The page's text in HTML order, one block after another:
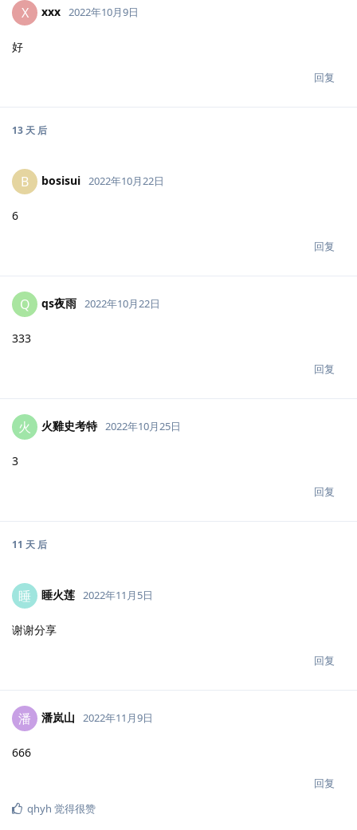
X xxx 2022年10月9日
好
回复
13 天 后
B bosisui 2022年10月22日
6
回复
Q qs夜雨 2022年10月22日
333
回复
火 火雞史考特 2022年10月25日
3
回复
11 天 后
睡 睡火莲 2022年11月5日
谢谢分享
回复
潘 潘岚山 2022年11月9日
666
回复
qhyh 觉得很赞